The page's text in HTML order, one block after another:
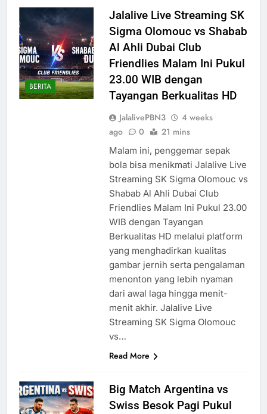
BERITA
Jalalive Live Streaming SK
Sigma Olomouc vs Shabab
Al Ahli Dubai Club
Friendlies Malam Ini Pukul
23.00 WIB dengan
Tayangan Berkualitas HD
JalalivePBN3
4 weeks
ago
0 21 mins
Malam ini, penggemar sepak
bola bisa menikmati Jalalive Live
Streaming SK Sigma Olomouc vs
Shabab Al Ahli Dubai Club
Friendlies Malam Ini Pukul 23.00
WIB dengan Tayangan
Berkualitas HD melalui platform
yang menghadirkan kualitas
gambar jernih serta pengalaman
menonton yang lebih nyaman
dari awal laga hingga menit-
menit akhir. Jalalive Live
Streaming SK Sigma Olomouc
vs…
Read More
Big Match Argentina vs
Swiss Besok Pagi Pukul